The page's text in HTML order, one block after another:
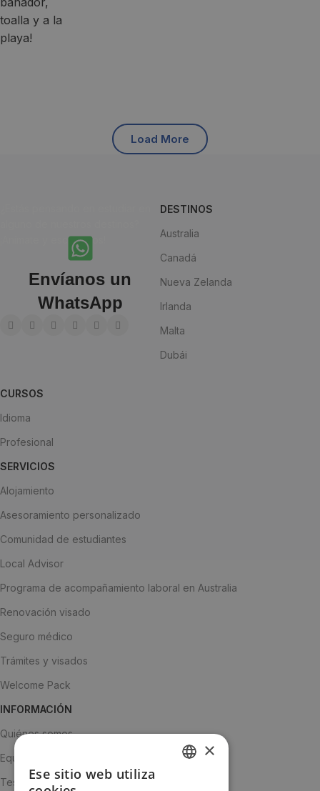
Load More
¡Anímate y escríbenos!
Envíanos un
WhatsApp
DESTINOS
Australia
Canadá
Nueva Zelanda
Irlanda
Malta
Dubái
CURSOS
Idioma
Profesional
SERVICIOS
Alojamiento
Asesoramiento personalizado
Comunidad de estudiantes
Local Advisor
Programa de acompañamiento laboral en Australia
Renovación visado
Seguro médico
Trámites y visados
Welcome Pack
INFORMACIÓN
Quiénes somos
Equipo
Testimonios
×
Ese sitio web utiliza